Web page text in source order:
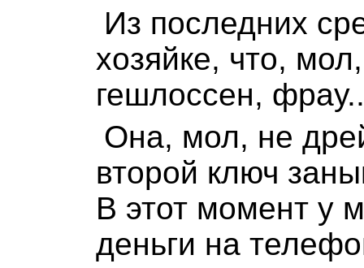
Из последних
хозяйке, что,
гешлоссен,
Она, мол, не
второй ключ
В этот момент у
деньги на